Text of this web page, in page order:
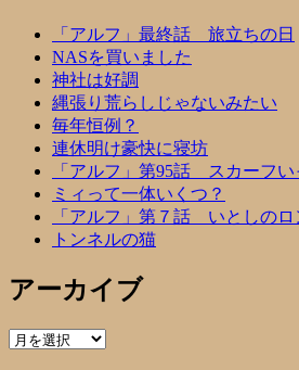
「アルフ」最終話 旅立ちの日
NASを買いました
神社は好調
縄張り荒らしじゃないみたい
毎年恒例？
連休明け豪快に寝坊
「アルフ」第95話 スカーフい
ミィって一体いくつ？
「アルフ」第７話 いとしのロ
トンネルの猫
アーカイブ
ア